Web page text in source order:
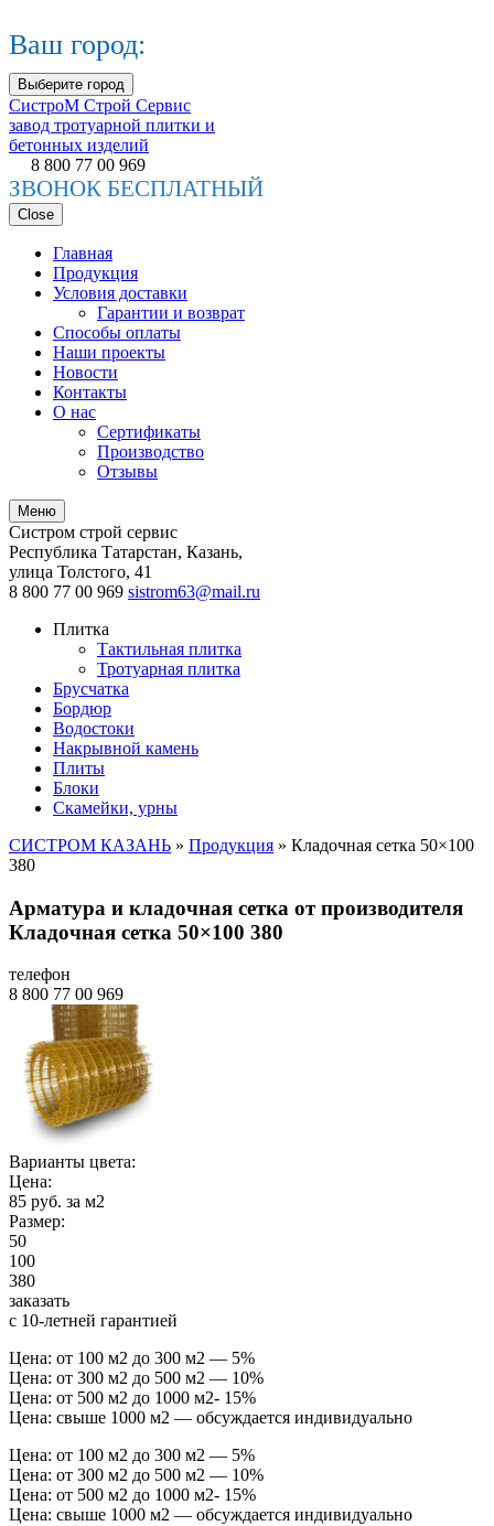
Ваш город:
Выберите город
СистроМ Строй Сервис
завод тротуарной плитки и
бетонных изделий
8 800 77 00 969
ЗВОНОК БЕСПЛАТНЫЙ
Close
Главная
Продукция
Условия доставки
Гарантии и возврат
Способы оплаты
Наши проекты
Новости
Контакты
О нас
Сертификаты
Производство
Отзывы
Меню
Систром строй сервис
Республика Татарстан, Казань,
улица Толстого, 41
8 800 77 00 969 sistrom63@mail.ru
Плитка
Тактильная плитка
Тротуарная плитка
Брусчатка
Бордюр
Водостоки
Накрывной камень
Плиты
Блоки
Скамейки, урны
СИСТРОМ КАЗАНЬ » Продукция » Кладочная сетка 50×100
380
Арматура и кладочная сетка от производителя
Кладочная сетка 50×100 380
телефон
8 800 77 00 969
Варианты цвета:
Цена:
85 руб. за м2
Размер:
50
100
380
заказать
с 10-летней гарантией
Цена: от 100 м2 до 300 м2 — 5%
Цена: от 300 м2 до 500 м2 — 10%
Цена: от 500 м2 до 1000 м2- 15%
Цена: свыше 1000 м2 — обсуждается индивидуально
Цена: от 100 м2 до 300 м2 — 5%
Цена: от 300 м2 до 500 м2 — 10%
Цена: от 500 м2 до 1000 м2- 15%
Цена: свыше 1000 м2 — обсуждается индивидуально